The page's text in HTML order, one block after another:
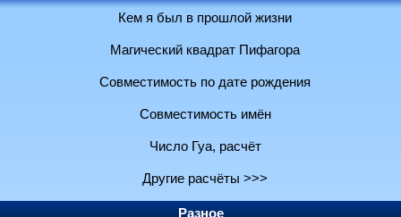
Кем я был в прошлой жизни
Магический квадрат Пифагора
Совместимость по дате рождения
Совместимость имён
Число Гуа, расчёт
Другие расчёты >>>
Разное